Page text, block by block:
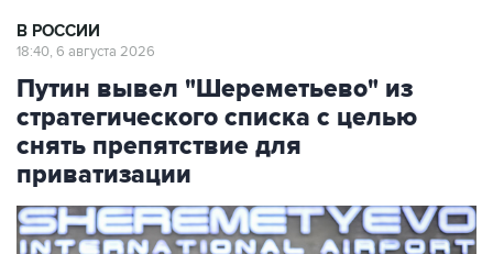
Путин вывел "Шереметьево" из
стратегического списка с целью
снять препятствие для
приватизации